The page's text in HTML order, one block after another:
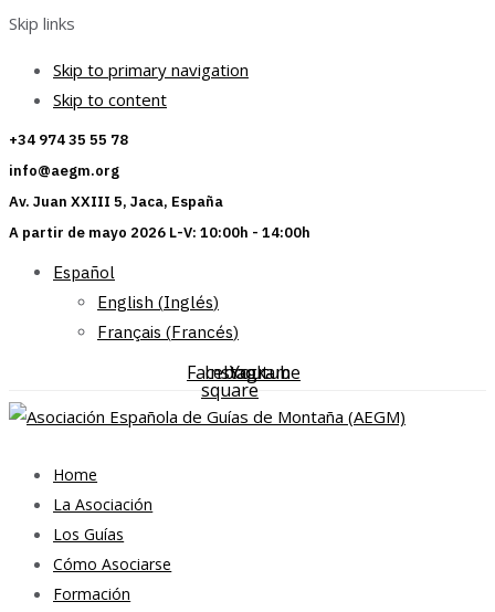
Skip links
Skip to primary navigation
Skip to content
+34 974 35 55 78
info@aegm.org
Av. Juan XXIII 5, Jaca, España
A partir de mayo 2026 L-V: 10:00h - 14:00h
Español
English (Inglés)
Français (Francés)
Facebook-
square
Instagram
Youtube
Home
La Asociación
Los Guías
Cómo Asociarse
Formación